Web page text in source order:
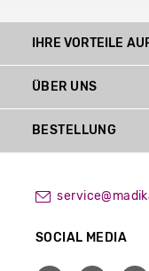
IHRE VORTEILE
SOCIAL MEDIA
ÜBER UNS
BESTELLUNG